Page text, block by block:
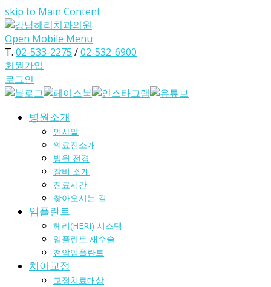
skip to Main Content
Open Mobile Menu
T. 02-533-2275 /02-532-6900
회원가입
로그인
병원소개
인사말
의료진소개
병원 전경
장비 소개
진료시간
찾아오시는 길
임플란트
헤리(HERI) 시스템
임플란트 재수술
전악임플란트
치아교정
교정치료대상